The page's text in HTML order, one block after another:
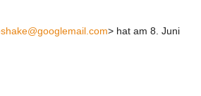
> hat am 8. Juni